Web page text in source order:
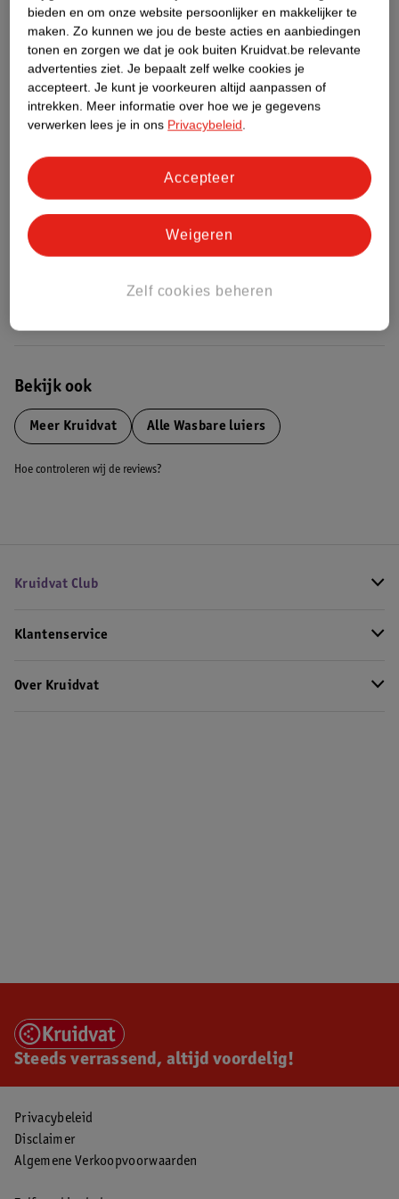
Etiketinformatie
Nature Impact Score
Rood (-) = hoge impact op het milieu.
gemiddelden.
Nature Impact Score: 51%
Gemiddelde voor Was- en strijkhulpmiddelen: 41%
Bekijk ook
Meer Kruidvat Alle Wasbare luiers
Hoe controleren wij de reviews?
Kruidvat Club
Klantenservice
Over Kruidvat
Steeds verrassend, altijd voordelig!
Privacybeleid
Disclaimer
Algemene Verkoopvoorwaarden
bieden en om onze website persoonlijker en makkelijker te
maken. Zo kunnen we jou de beste acties en aanbiedingen
tonen en zorgen we dat je ook buiten Kruidvat.be relevante
advertenties ziet. Je bepaalt zelf welke cookies je
accepteert. Je kunt je voorkeuren altijd aanpassen of
intrekken. Meer informatie over hoe we je gegevens
verwerken lees je in ons Privacybeleid.
Zelf cookies beheren
Weigeren
Accepteer